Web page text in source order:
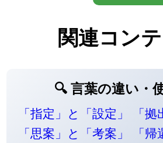
関連コン
🔍 言葉の違い・
「指定」と「設定」
「
「思案」と「考案」
「